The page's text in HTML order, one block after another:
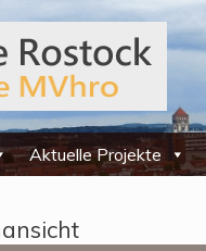
Aktuelle Projekte